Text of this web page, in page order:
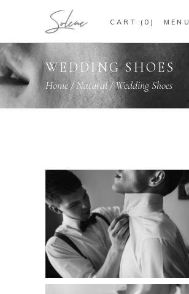
CART 0 MENU
WEDDING SHOES
Home/Natural/Wedding Shoes